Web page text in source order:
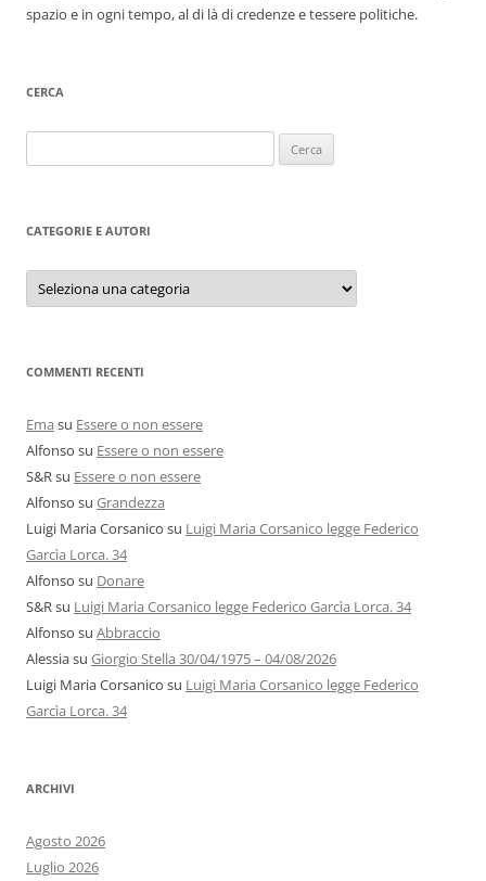
spazio e in ogni tempo, al di là di credenze e tessere politiche.
CERCA
per:
CATEGORIE E AUTORI
Categorie
autori
COMMENTI RECENTI
Ema su Essere o non essere
Alfonso su Essere o non essere
S&Rsu Essere o non essere
Alfonso su Grandezza
Luigi Maria Corsanico su Luigi Maria Corsanico legge Federico
Garcìa Lorca. 34
Alfonso su Donare
S&Rsu Luigi Maria Corsanico legge Federico Garcìa Lorca. 34
Alfonso su Abbraccio
Alessiasu Giorgio Stella 30/04/1975 – 04/08/2026
Luigi Maria Corsanico su Luigi Maria Corsanico legge Federico
Garcìa Lorca. 34
ARCHIVI
Agosto 2026
Luglio 2026